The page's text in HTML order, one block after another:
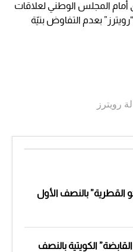
المجلس الوطني لعلاقات
بعدم التفاوض بنيّة
رويترز
القطرية” بالنصف الأول
القابضة” الكويتية بالنصف